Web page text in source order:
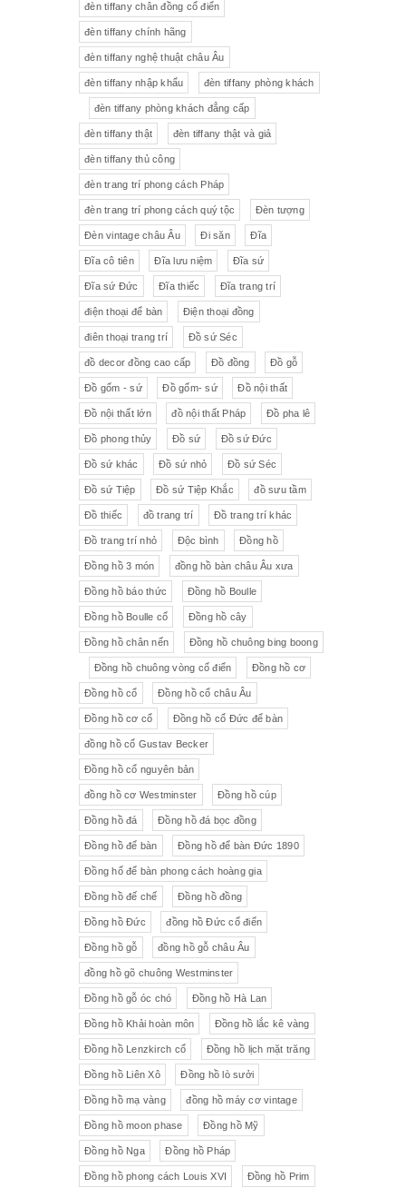
Tượng gốm Đèn bàn
Tượng Bộ trà sứ Tiệp
đèn tiffany chân đồng cổ điển
đèn tiffany chính hãng
đèn tiffany nghệ thuật châu Âu
đèn tiffany nhập khẩu đèn tiffany phòng khách
đèn tiffany phòng khách đẳng cấp
đèn tiffany thật đèn tiffany thật và giả
đèn tiffany thủ công
đèn trang trí phong cách Pháp
đèn trang trí phong cách quý tộc Đèn tượng
Đèn vintage châu Âu Đi săn Đĩa
Đĩa cô tiên Đĩa lưu niệm Đĩa sứ
Đĩa sứ Đức Đĩa thiếc Đĩa trang trí
điện thoại để bàn Điện thoại đồng
điên thoại trang trí Đồ sứ Séc
đồ decor đồng cao cấp Đồ đồng Đồ gỗ
Đồ gốm - sứ Đồ gốm- sứ Đồ nội thất
Đồ nội thất lớn đồ nội thất Pháp Đồ pha lê
Đồ phong thủy Đồ sứ Đồ sứ Đức
Đồ sứ khác Đồ sứ nhỏ Đồ sứ Séc
Đồ sứ Tiệp Đồ sứ Tiệp Khắc đồ sưu tầm
Đồ thiếc đồ trang trí Đồ trang trí khác
Đồ trang trí nhỏ Độc bình Đồng hồ
Đồng hồ 3 món đồng hồ bàn châu Âu xưa
Đồng hồ báo thức Đồng hồ Boulle
Đồng hồ Boulle cổ Đồng hồ cây
Đồng hồ chân nến Đồng hồ chuông bing boong
Đồng hồ chuông vòng cổ điển Đồng hồ cơ
Đồng hồ cổ Đồng hồ cổ châu Âu
Đồng hồ cơ cổ Đồng hồ cổ Đức để bàn
đồng hồ cổ Gustav Becker
Đồng hồ cổ nguyên bản
đồng hồ cơ Westminster Đồng hồ cúp
Đồng hồ đá Đồng hồ đá bọc đồng
Đồng hồ để bàn Đồng hồ để bàn Đức 1890
Đồng hổ để bàn phong cách hoàng gia
Đồng hồ đế chế Đồng hồ đồng
Đồng hồ Đức đồng hồ Đức cổ điển
Đồng hồ gỗ đồng hồ gỗ châu Âu
đồng hồ gõ chuông Westminster
Đồng hồ gỗ óc chó Đồng hồ Hà Lan
Đồng hồ Khải hoàn môn Đồng hồ lắc kê vàng
Đồng hồ Lenzkirch cổ Đồng hồ lịch mặt trăng
Đồng hồ Liên Xô Đồng hồ lò sưởi
Đồng hồ mạ vàng đồng hồ máy cơ vintage
Đồng hồ moon phase Đồng hồ Mỹ
Đồng hồ Nga Đồng hồ Pháp
Đồng hồ phong cách Louis XVI Đồng hồ Prim